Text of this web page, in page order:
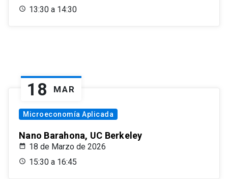
13:30 a 14:30
18 MAR
Microeconomía Aplicada
Nano Barahona, UC Berkeley
18 de Marzo de 2026
15:30 a 16:45